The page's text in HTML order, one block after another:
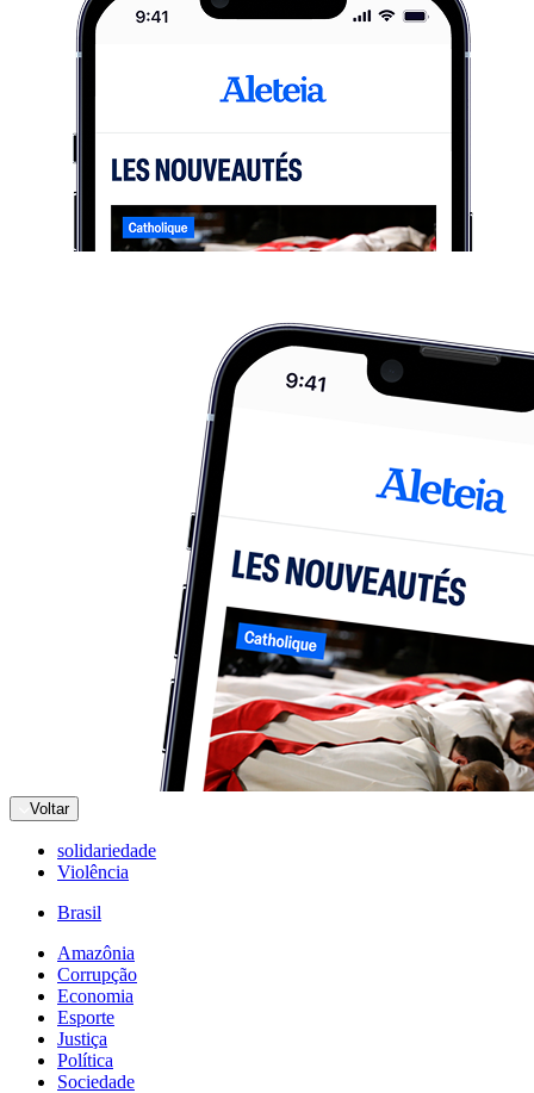
Voltar
solidariedade
Violência
Brasil
Amazônia
Corrupção
Economia
Esporte
Justiça
Política
Sociedade